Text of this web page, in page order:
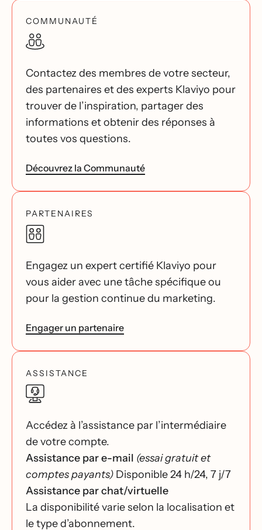
COMMUNAUTÉ
Contactez des membres de votre secteur,
des partenaires et des experts Klaviyo pour
trouver de l’inspiration, partager des
informations et obtenir des réponses à
toutes vos questions.
Découvrez la Communauté
PARTENAIRES
Engagez un expert certifié Klaviyo pour
vous aider avec une tâche spécifique ou
pour la gestion continue du marketing.
Engager un partenaire
ASSISTANCE
Accédez à l’assistance par l’intermédiaire
de votre compte.
Assistance par e-mail (essai gratuit et
comptes payants) Disponible 24 h/24, 7 j/7
Assistance par chat/virtuelle
La disponibilité varie selon la localisation et
le type d’abonnement.